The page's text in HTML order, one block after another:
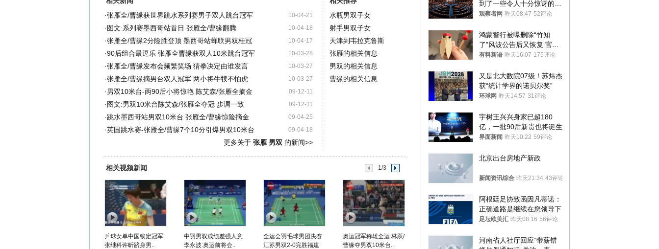
10-04-21
·张雁全/曹缘获世界跳水系列赛男子双人跳台冠军
10-04-18
· 图文:系列赛墨西哥站首日 张雁全/曹缘翻腾
10-04-17
·张雁全/曹缘2分险胜登顶 墨西哥站蝉联男双桂冠
10-03-28
·90后组合最逗乐 张雁全曹缘获双人10米跳台冠军
10-03-27
·张雁全/曹缘发布会频繁笑场 猜拳决定由谁发言
10-03-27
·张雁全/曹缘摘男台双人冠军 两小将牛犊不怕虎
09-12-11
·男双10米台-两90后小将惊艳 陈艾森/张雁全摘金
09-12-11
· 图文:男双10米台陈艾森/张雁全夺冠 步调一致
09-04-25
·跳水墨西哥站男双10米台 张雁全/曹缘惊险摘金
09-04-18
·英国跳水赛-张雁全/曹缘7个10分引爆男双10米台
更多关于 张雁 男双 的新闻>>
水瓶男双子女
射手男双子女
天津到韦拉克鲁斯
张雁的相关信息
男双的相关信息
曹缘的相关信息
相关视频新闻 1/3
乒球女单中国锁定冠军
张继科许昕跻身男..
中羽男双成绩差强人意
李永波:奥运前将会..
全运会羽毛球男团决赛
江苏男双2-0完胜福建
奥运冠军称雄全运 林跃/
曹缘夺男双10米台..
到了一些令人十分惊讶的消
息
观察者网 昨天08:47 52评论
鸿蒙智行被曝删除“竹知
了”风波公告后又恢复 官媒
曾力挺：劝华为要大度的，
有料新语 昨天16:07 175评论
又是北大数院07级！苏炜杰
获“统计学界的诺贝尔奖”
环球网 昨天14:57 31评论
宇树王兴兴身家已超180
亿，一批90后新贵也将诞生
界面新闻 昨天10:22 59评论
北京出台房地产新政
新闻资讯综合 昨天21:34 43评论
阿根廷足协致函因凡蒂诺：
正确道路是继续在您领导下
足坛欧美汇 昨天08:16 56评论
河南省人社厅回应“带薪错